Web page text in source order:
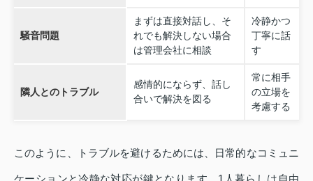
騒音問題
まずは直接対話し、そ
れでも解決しない場合
は管理会社に相談
冷静かつ
丁寧に話
す
隣人とのトラブル
感情的にならず、話し
合いで解決を図る
常に相手
の立場を
考慮する
このように、トラブルを避けるためには、日常的なコミュニ
ケーションと冷静な対応が鍵となります。1人暮らしは自由